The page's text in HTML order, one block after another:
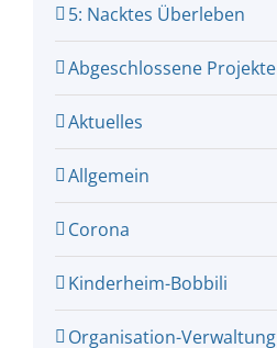
5: Nacktes Überleben
Abgeschlossene Projekte
Aktuelles
Allgemein
Corona
Kinderheim-Bobbili
Organisation-Verwaltung